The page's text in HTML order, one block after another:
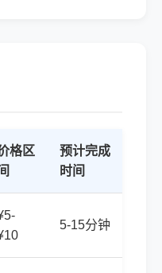
格区
预计完成
时间
5-15分钟